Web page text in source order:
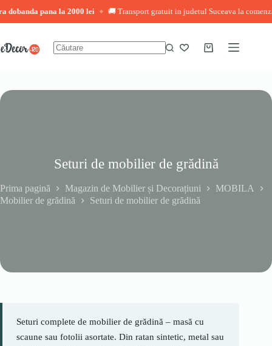
pana la 2000 lei ◆ 🚚 Transport gratuit in judetul Suceava la comenzi peste
conținut
Coș
Seturi de mobilier de grădină
Prima pagină Magazin de Mobilier și Decorațiuni
MOBILA
Mobilier de grădină
Seturi de mobilier de grădină
Seturi complete de mobilier de grădină – masă cu
scaune sau fotolii asortate. Din ratan sintetic, metal sau